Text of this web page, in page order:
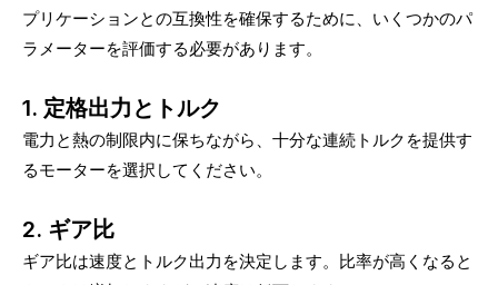
プリケーションとの互換性を確保するために、いくつかのパ
ラメーターを評価する必要があります。
1. 定格出力とトルク
電力と熱の制限内に保ちながら、十分な連続トルクを提供す
るモーターを選択してください。
2. ギア比
ギア比は速度とトルク出力を決定します。比率が高くなると